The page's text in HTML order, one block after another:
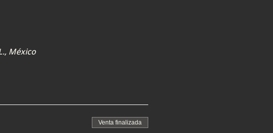
México
Venta finalizada